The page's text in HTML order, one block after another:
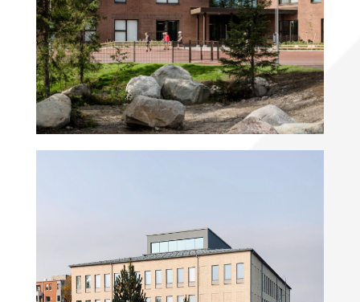
Metsäkaltevatalo